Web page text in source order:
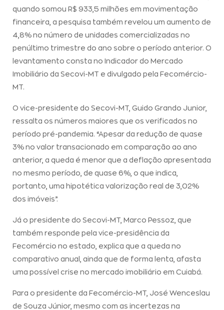
quando somou R$ 933,5 milhões em movimentação
financeira, a pesquisa também revelou um aumento de
4,8% no número de unidades comercializadas no
penúltimo trimestre do ano sobre o período anterior. O
levantamento consta no Indicador do Mercado
Imobiliário da Secovi-MT e divulgado pela Fecomércio-
MT.
O vice-presidente do Secovi-MT, Guido Grando Junior,
ressalta os números maiores que os verificados no
período pré-pandemia. “Apesar da redução de quase
3% no valor transacionado em comparação ao ano
anterior, a queda é menor que a deflação apresentada
no mesmo período, de quase 6%, o que indica,
portanto, uma hipotética valorização real de 3,02%
dos imóveis”.
Já o presidente do Secovi-MT, Marco Pessoz, que
também responde pela vice-presidência da
Fecomércio no estado, explica que a queda no
comparativo anual, ainda que de forma lenta, afasta
uma possível crise no mercado imobiliário em Cuiabá.
Para o presidente da Fecomércio-MT, José Wenceslau
de Souza Júnior, mesmo com as incertezas na